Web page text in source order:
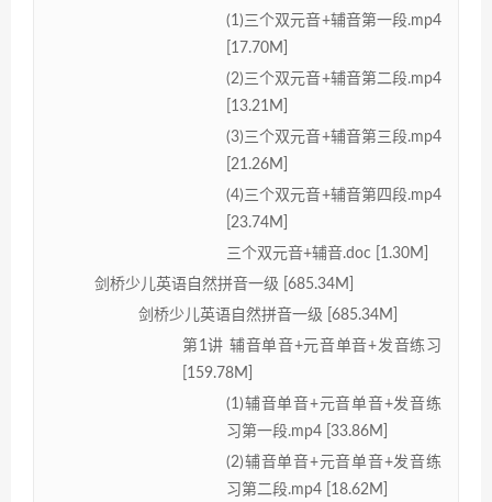
(1)三个双元音+辅音第一段.mp4
[17.70M]
(2)三个双元音+辅音第二段.mp4
[13.21M]
(3)三个双元音+辅音第三段.mp4
[21.26M]
(4)三个双元音+辅音第四段.mp4
[23.74M]
三个双元音+辅音.doc [1.30M]
剑桥少儿英语自然拼音一级 [685.34M]
剑桥少儿英语自然拼音一级 [685.34M]
第1讲 辅音单音+元音单音+发音练习
[159.78M]
(1)辅音单音+元音单音+发音练
习第一段.mp4 [33.86M]
(2)辅音单音+元音单音+发音练
习第二段.mp4 [18.62M]